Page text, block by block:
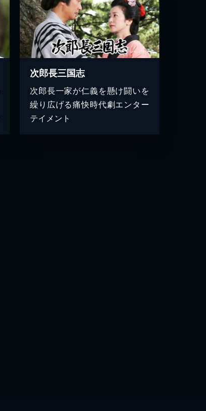
次郎長三国志
次郎長一家が仁義を懸け闘いを
繰り広げる痛快時代劇エンター
テイメント